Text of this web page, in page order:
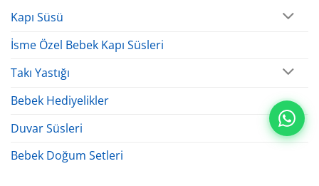
Kapı Süsü
İsme Özel Bebek Kapı Süsleri
Takı Yastığı
Bebek Hediyelikler
Duvar Süsleri
Bebek Doğum Setleri